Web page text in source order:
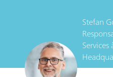
Stefan
Services